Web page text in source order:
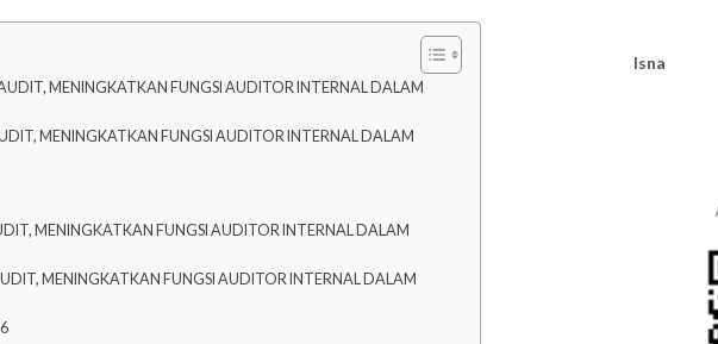
MENINGKATKAN FUNGSI AUDITOR INTERNAL DALAM
MENINGKATKAN FUNGSI AUDITOR INTERNAL DALAM
MENINGKATKAN FUNGSI AUDITOR INTERNAL DALAM
MENINGKATKAN FUNGSI AUDITOR INTERNAL DALAM
Isna